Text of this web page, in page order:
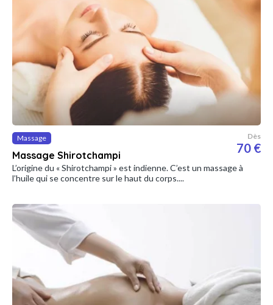
Massage
Massage Shirotchampi
Dès
70 €
L’origine du « Shirotchampi » est indienne. C’est un massage à
l’huile qui se concentre sur le haut du corps....